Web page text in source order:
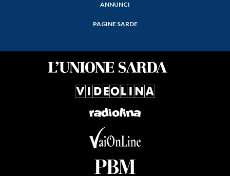
ANNUNCI
PAGINE SARDE